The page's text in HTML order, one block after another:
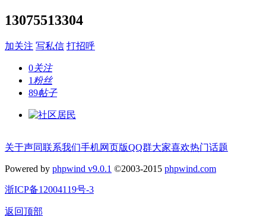
13075513304
加关注 写私信 打招呼
0关注
1 粉丝
89帖子
关于声同联系我们手机网页版QQ群大家喜欢热门话题
Powered by phpwind v9.0.1 ©2003-2015 phpwind.com
浙ICP备12004119号-3
返回顶部